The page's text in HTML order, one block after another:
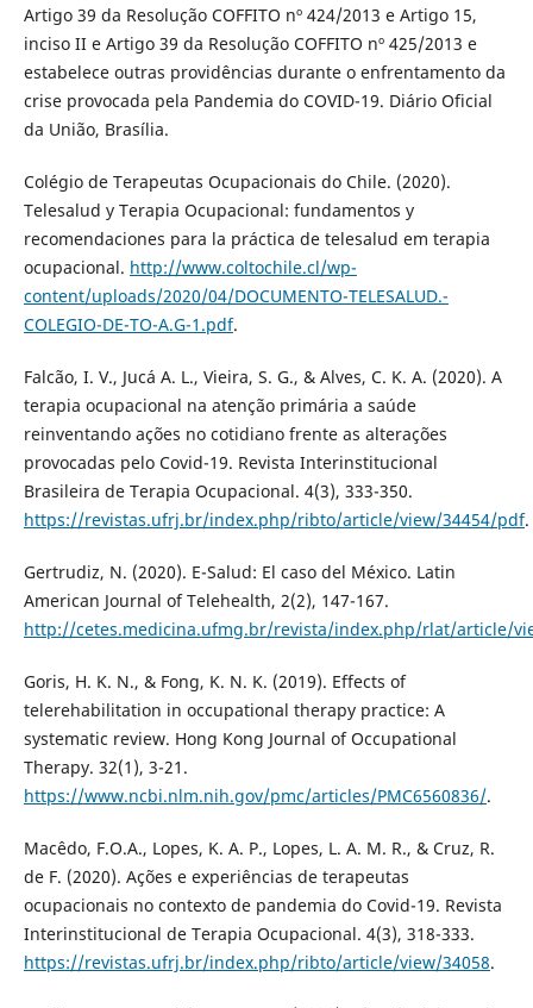
Artigo 39 da Resolução COFFITO nº 424/2013 e Artigo 15,
inciso II e Artigo 39 da Resolução COFFITO nº 425/2013 e
estabelece outras providências durante o enfrentamento da
crise provocada pela Pandemia do COVID-19. Diário Oficial
da União, Brasília.
Colégio de Terapeutas Ocupacionais do Chile. (2020).
Telesalud y Terapia Ocupacional: fundamentos y
recomendaciones para la práctica de telesalud em terapia
ocupacional. http://www.coltochile.cl/wp-
content/uploads/2020/04/DOCUMENTO-TELESALUD.-
COLEGIO-DE-TO-A.G-1.pdf.
Falcão, I. V., Jucá A. L., Vieira, S. G., & Alves, C. K. A. (2020). A
terapia ocupacional na atenção primária a saúde
reinventando ações no cotidiano frente as alterações
provocadas pelo Covid-19. Revista Interinstitucional
Brasileira de Terapia Ocupacional. 4(3), 333-350.
https://revistas.ufrj.br/index.php/ribto/article/view/34454/pdf.
Gertrudiz, N. (2020). E-Salud: El caso del México. Latin
American Journal of Telehealth, 2(2), 147-167.
http://cetes.medicina.ufmg.br/revista/index.php/rlat/article/
Goris, H. K. N., & Fong, K. N. K. (2019). Effects of
telerehabilitation in occupational therapy practice: A
systematic review. Hong Kong Journal of Occupational
Therapy. 32(1), 3-21.
https://www.ncbi.nlm.nih.gov/pmc/articles/PMC6560836/.
Macêdo, F.O.A., Lopes, K. A. P., Lopes, L. A. M. R., & Cruz, R.
de F. (2020). Ações e experiências de terapeutas
ocupacionais no contexto de pandemia do Covid-19. Revista
Interinstitucional de Terapia Ocupacional. 4(3), 318-333.
https://revistas.ufrj.br/index.php/ribto/article/view/34058.